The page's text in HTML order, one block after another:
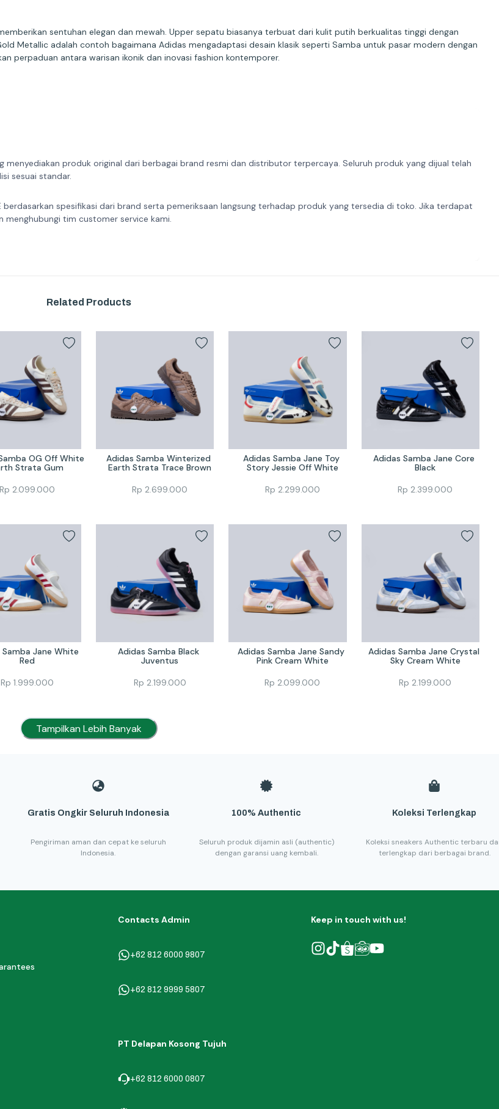
sentuhan elegan dan mewah. Upper sepatu biasanya terbuat dari kulit putih berkualitas tinggi dengan
Metallic adalah contoh bagaimana Adidas mengadaptasi desain klasik seperti Samba untuk pasar modern dengan
perpaduan antara warisan ikonik dan inovasi fashion kontemporer.
menyediakan produk original dari berbagai brand resmi dan distributor terpercaya. Seluruh produk yang dijual telah
sesuai standar.
spesifikasi dari brand serta pemeriksaan langsung terhadap produk yang tersedia di toko. Jika terdapat
menghubungi tim customer service kami.
Related Products
OG Off White
Strata Gum
Rp 2.099.000
Adidas Samba Winterized
Earth Strata Trace Brown
Rp 2.699.000
Adidas Samba Jane Toy
Story Jessie Off White
Rp 2.299.000
Adidas Samba Jane Core
Black
Rp 2.399.000
Samba Jane White
Red
Rp 1.999.000
Adidas Samba Black
Juventus
Rp 2.199.000
Adidas Samba Jane Sandy
Pink Cream White
Rp 2.099.000
Adidas Samba Jane Crystal
Sky Cream White
Rp 2.199.000
Tampilkan Lebih Banyak
Gratis Ongkir Seluruh Indonesia
Pengiriman aman dan cepat ke seluruh
Indonesia.
100% Authentic
Seluruh produk dijamin asli (authentic)
dengan garansi uang kembali.
Koleksi Terlengkap
Koleksi sneakers Authentic terbaru
terlengkap dari berbagai brand.
Contacts Admin
+62 812 6000 9807
+62 812 9999 5807
PT Delapan Kosong Tujuh
+62 812 6000 0807
Keep in touch with us!